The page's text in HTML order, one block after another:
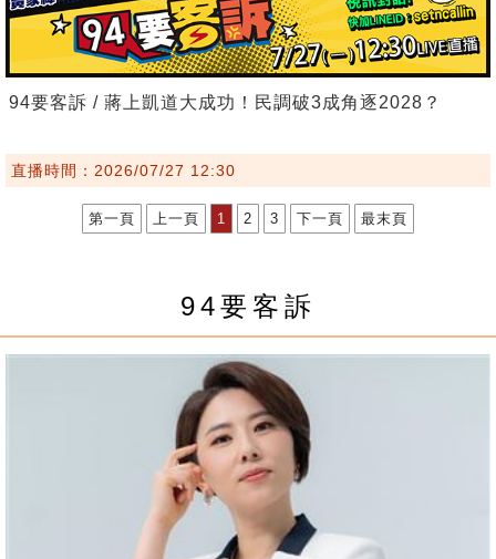
94要客訴 / 蔣上凱道大成功！民調破3成角逐2028？
直播時間：2026/07/27 12:30
第一頁 上一頁 1 2 3 下一頁 最末頁
94要客訴